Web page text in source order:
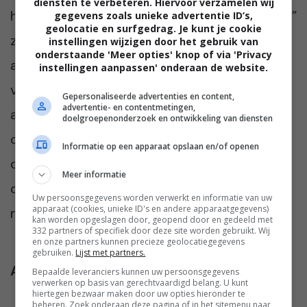
hangen. “Het is niet eens alleen die 250 euro,”
zegt ze. “Het gaat erom dat ik blijkbaar heel
anders denk over zorg en
verantwoordelijkheid dan hij.” Ze vraagt zich
af wat ze moet doen als er in de toekomst
opnieuw iets gebeurt. “Want stel dat Choco
of Brownie straks weer ziek wordt… moet ik
dan eerst toestemming vragen voordat ik
naar de dierenarts ga?”
Afbeelding:Freepik
gegevens zoals unieke advertentie ID’s,
geolocatie en surfgedrag. Je kunt je cookie
instellingen wijzigen door het gebruik van
onderstaande 'Meer opties' knop of via 'Privacy
instellingen aanpassen' onderaan de website.
Gepersonaliseerde advertenties en content,
advertentie- en contentmetingen,
doelgroepenonderzoek en ontwikkeling van diensten
Informatie op een apparaat opslaan en/of openen
Meer informatie
Uw persoonsgegevens worden verwerkt en informatie van uw
apparaat (cookies, unieke ID's en andere apparaatgegevens)
kan worden opgeslagen door, geopend door en gedeeld met
332 partners of specifiek door deze site worden gebruikt. Wij
en onze partners kunnen precieze geolocatiegegevens
gebruiken. Lijst met partners.
Bepaalde leveranciers kunnen uw persoonsgegevens
verwerken op basis van gerechtvaardigd belang. U kunt
hiertegen bezwaar maken door uw opties hieronder te
beheren. Zoek onderaan deze pagina of in het sitemenu naar